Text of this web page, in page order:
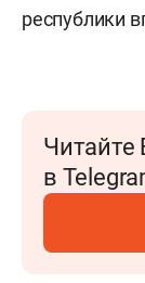
республики
Читайте
в